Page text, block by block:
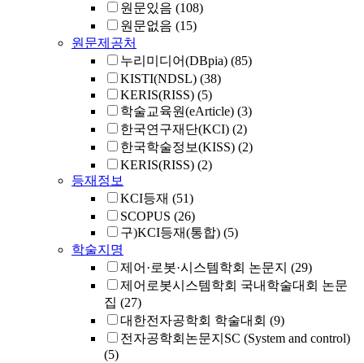
원문있음 (108)
원문없음 (15)
원문제공처
누리미디어(DBpia) (85)
KISTI(NDSL) (38)
KERIS(RISS) (5)
학술교육원(eArticle) (3)
한국연구재단(KCI) (2)
한국학술정보(KISS) (2)
KERIS(RISS) (2)
등재정보
KCI등재 (51)
SCOPUS (26)
구)KCI등재(통합) (5)
학술지명
제어·로봇·시스템학회 논문지 (29)
제어로봇시스템학회 국내학술대회 논문
집 (27)
대한전자공학회 학술대회 (9)
전자공학회논문지SC (System and control)
(5)